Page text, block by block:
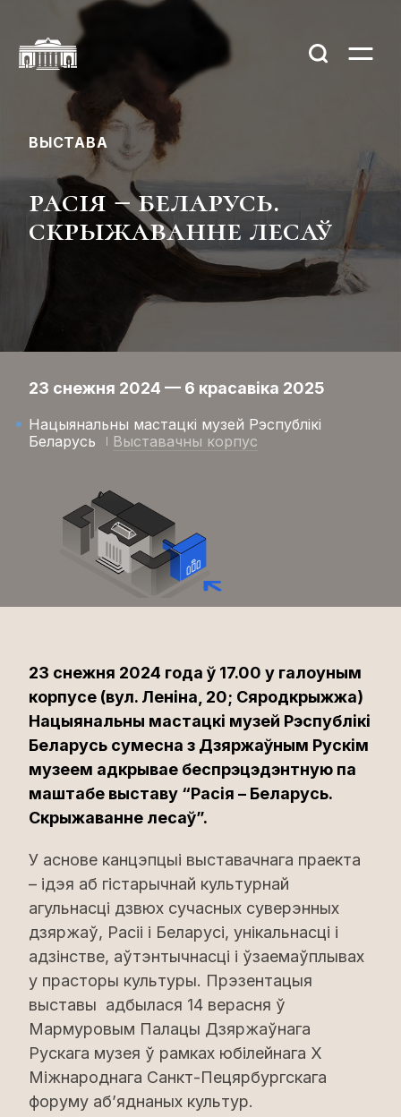
ВЫСТАВА
расія – беларусь.
скрыжаванне лесаў
23 снежня 2024 — 6 красавіка 2025
Нацыянальны мастацкі музей Рэспублікі
Беларусь
Выставачны корпус
23 снежня 2024 года ў 17.00 у галоуным
корпусе (вул. Леніна, 20; Сяродкрыжжа)
Нацыянальны мастацкі музей Рэспублікі
Беларусь сумесна з Дзяржаўным Рускім
музеем адкрывае беспрэцэдэнтную па
маштабе выставу “Расія – Беларусь.
Скрыжаванне лесаў”.
У аснове канцэпцыі выставачнага праекта
– ідэя аб гістарычнай культурнай
агульнасці дзвюх сучасных суверэнных
дзяржаў, Расіі і Беларусі, унікальнасці і
адзінстве, аўтэнтычнасці і ўзаемаўплывах
у прасторы культуры. Прэзентацыя
выставы адбылася 14 верасня ў
Мармуровым Палацы Дзяржаўнага
Рускага музея ў рамках юбілейнага Х
Міжнароднага Санкт-Пецярбургскага
форуму аб’яднаных культур.